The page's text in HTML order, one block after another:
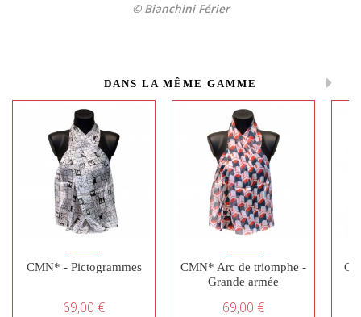
© Bianchini Férier
DANS LA MÊME GAMME
CMN* - Pictogrammes
69,00 €
CMN* Arc de triomphe -
Grande armée
69,00 €